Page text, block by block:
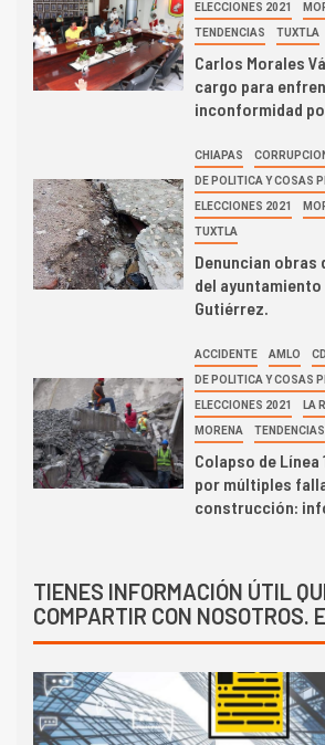
ELECCIONES 2021
TENDENCIAS TUXTLA
Carlos Morales
cargo para
inconformidad
CHIAPAS
DE POLITICA Y COSAS
ELECCIONES 2021
TUXTLA
Denuncian obras
del ayuntamiento
Gutiérrez.
ACCIDENTE AMLO
DE POLITICA Y COSAS
ELECCIONES 2021 LA
MORENA TENDENCIAS
Colapso de Línea
por múltiples
construcción:
TIENES INFORMACIÓN ÚTIL
COMPARTIR CON NOSOTROS.